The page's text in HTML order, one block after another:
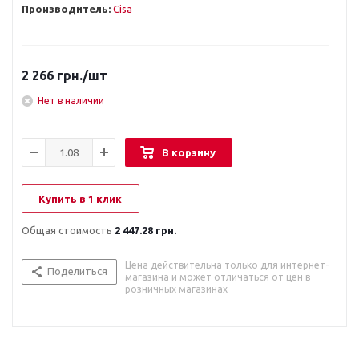
Производитель: Cisa
2 266 грн./шт
Нет в наличии
В корзину
Купить в 1 клик
Общая стоимость 2 447.28 грн.
Поделиться
Цена действительна только для интернет-
магазина и может отличаться от цен в
розничных магазинах